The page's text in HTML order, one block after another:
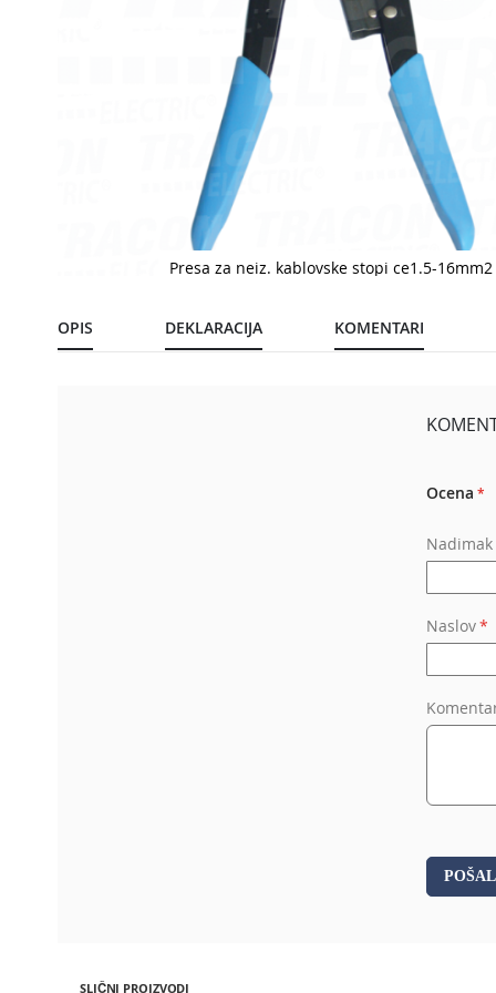
Presa za neiz. kablovske stopi ce1.5-16mm2
galerije
OPIS DEKLARACIJA KOMENTARI
Ocena
Nadimak
Naslov
SLIČNI PROIZVODI